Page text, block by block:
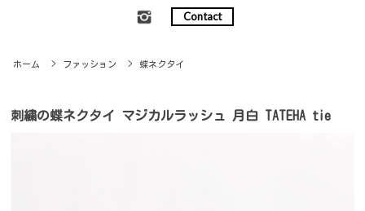
Contact
ホーム > ファッション > 蝶ネクタイ
刺繍の蝶ネクタイ マジカルラッシュ 月白 TATEHA tie